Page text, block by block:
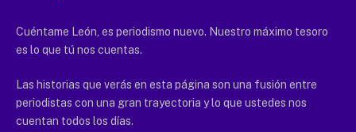
Cuéntame León, es periodismo nuevo. Nuestro máximo tesoro
es lo que tú nos cuentas.
Las historias que verás en esta página son una fusión entre
periodistas con una gran trayectoria y lo que ustedes nos
cuentan todos los días.